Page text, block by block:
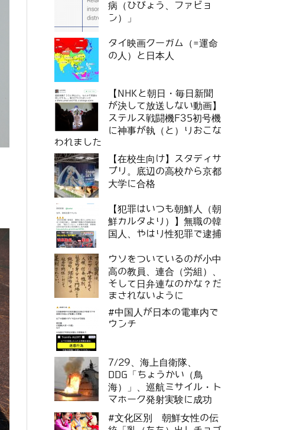
病（ひびょう、ファビョ
ン）」
タイ映画クーガム（=運命
の人）と日本人
【NHKと朝日・毎日新聞
が決して放送しない動画】
ステルス戦闘機F35初号機
に神事が執（と）りおこな
われました
【在校生向け】スタディサ
プリ。底辺の高校から京都
大学に合格
【犯罪はいつも朝鮮人（朝
鮮カルタより）】無職の韓
国人、やはり性犯罪で逮捕
ウソをついているのが小中
高の教員、連合（労組）、
そして日弁連なのかな？だ
まされないように
#中国人が日本の電車内で
ウンチ
7/29、海上自衛隊、
DDG「ちょうかい（鳥
海）」、巡航ミサイル・ト
マホーク発射実験に成功
#文化区別 朝鮮女性の伝